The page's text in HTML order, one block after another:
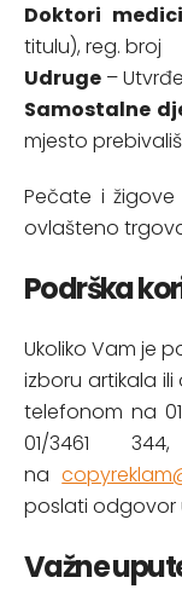
Doktori
titulu), reg. broj
Udruge –
Samostalne
mjesto
Pečate i
ovlašteno
Podrška
Ukoliko Vam je
izboru artikala
telefonom na
01/3461
na
poslati odgovor
Važne